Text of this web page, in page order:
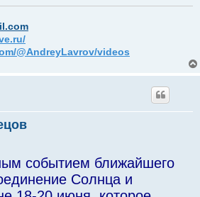
@AndreyLavrov/videos
событием ближайшего
Солнца и